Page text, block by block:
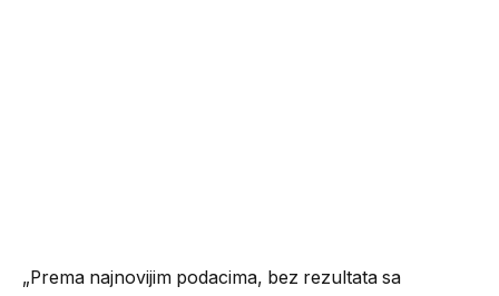
„Prema najnovijim podacima, bez rezultata sa